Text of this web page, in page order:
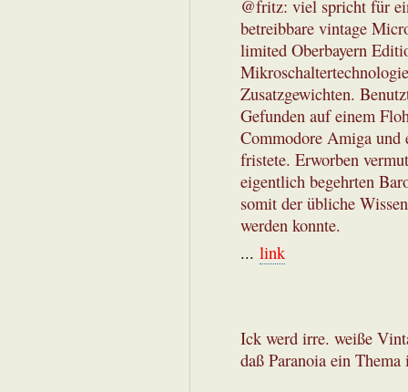
@fritz: viel spricht für
betreibbare vintage
limited Oberbayern
Zusatzgewichten.
Gefunden auf einem
Commodore Amiga und
fristete. Erworben
eigentlich begehrten
somit der übliche
werden konnte.
... link
Ick werd irre. weiße
daß Paranoia ein Thema